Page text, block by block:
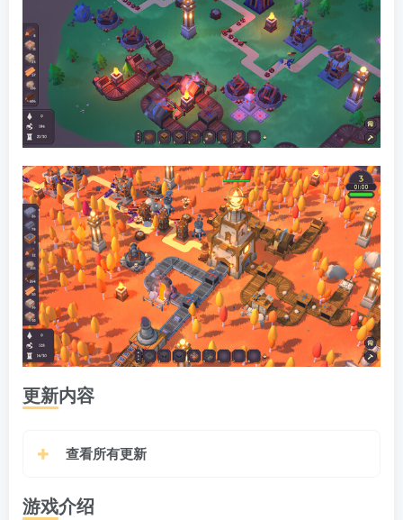
更新内容
查看所有更新
游戏介绍